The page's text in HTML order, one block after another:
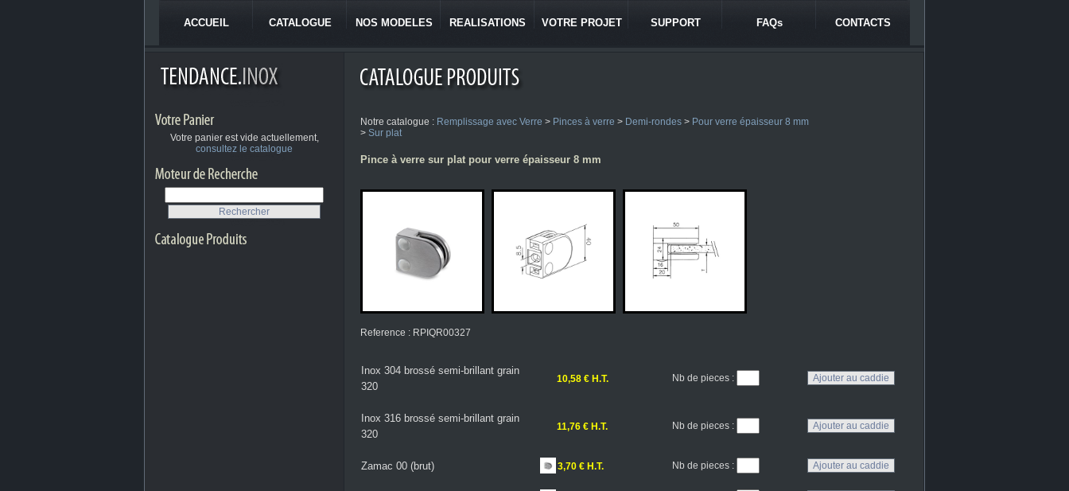
ACCUEIL CATALOGUE NOS MODELES REALISATIONS VOTRE PROJET SUPPORT FAQs CONTACTS
Votre panier est vide actuellement,
consultez le catalogue
Notre catalogue : Remplissage avec Verre > Pinces à verre > Demi-rondes > Pour verre épaisseur 8 mm
> Sur plat
Pince à verre sur plat pour verre épaisseur 8 mm
Reference : RPIQR00327
Inox 304 brossé semi-brillant grain
320
10,58 € H.T. Nb de pieces:
Inox 316 brossé semi-brillant grain
320
11,76 € H.T. Nb de pieces:
Zamac 00 (brut) 3,70 € H.T. Nb de pieces: